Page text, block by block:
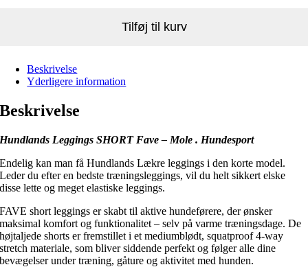
Tilføj til kurv
Beskrivelse
Yderligere information
Beskrivelse
Hundlands Leggings SHORT Fave – Mole . Hundesport
Endelig kan man få Hundlands Lækre leggings i den korte model.
Leder du efter en bedste træningsleggings, vil du helt sikkert elske
disse lette og meget elastiske leggings.
FAVE short leggings er skabt til aktive hundeførere, der ønsker
maksimal komfort og funktionalitet – selv på varme træningsdage. De
højtaljede shorts er fremstillet i et mediumblødt, squatproof 4-way
stretch materiale, som bliver siddende perfekt og følger alle dine
bevægelser under træning, gåture og aktivitet med hunden.